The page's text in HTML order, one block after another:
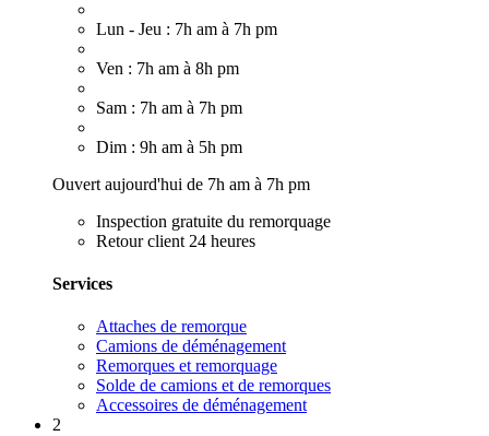
Lun - Jeu : 7h am à 7h pm
Ven : 7h am à 8h pm
Sam : 7h am à 7h pm
Dim : 9h am à 5h pm
Ouvert aujourd'hui de 7h am à 7h pm
Inspection gratuite du remorquage
Retour client 24 heures
Services
Attaches de remorque
Camions de déménagement
Remorques et remorquage
Solde de camions et de remorques
Accessoires de déménagement
2